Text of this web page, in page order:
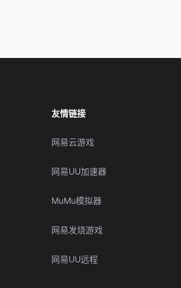
友情链接
网易云游戏
网易UU加速器
MuMu模拟器
网易发烧游戏
网易UU远程